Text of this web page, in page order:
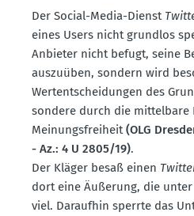
Der Social-Media-Dienst
eines Users nicht grundlos
Anbieter nicht befugt, seine
auszuüben, sondern wird
Wertent­schei­dungen des
sondere durch die
Meinungs­freiheit(OLG
- Az.: 4 U 2805/19).
Der Kläger besaß einen
dort eine Äußerung, die
viel. Daraufhin sperrte das